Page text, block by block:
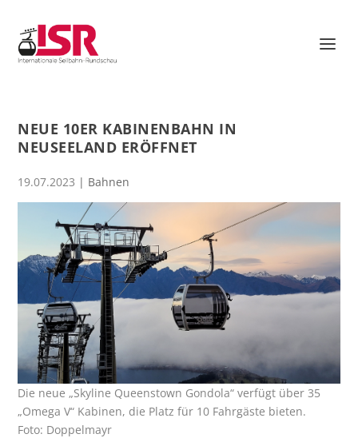
NEUE 10ER KABINENBAHN IN
NEUSEELAND ERÖFFNET
19.07.2023 | Bahnen
Die neue „Skyline Queenstown Gondola“ verfügt über 35
„Omega V“ Kabinen, die Platz für 10 Fahrgäste bieten.
Foto: Doppelmayr